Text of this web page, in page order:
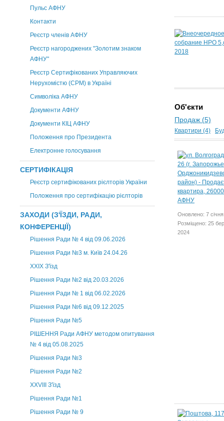
Пульс АФНУ
Контакти
Реєстр членів АФНУ
Реєстр нагороджених "Золотим знаком
АФНУ"
Реєстр Сертифікованих Управляючих
Нерухомістю (CPM) в Україні
Символіка АФНУ
Документи АФНУ
Документи КІЦ АФНУ
Положення про Президента
Електронне голосування
СЕРТИФІКАЦІЯ
Реєстр сертифікованих рієлторів України
Положення про сертифікацію рієлторів
ЗАХОДИ (З'ЇЗДИ, РАДИ,
КОНФЕРЕНЦІЇ)
Рішення Ради № 4 від 09.06.2026
Рішення Ради №3 м. Київ 24.04.26
XXІХ З'їзд
Рішення Ради №2 від 20.03.2026
Рішення Ради № 1 від 06.02.2026
Рішення Ради №6 від 09.12.2025
Рішення Ради №5
РІШЕННЯ Ради АФНУ методом опитування
№ 4 від 05.08.2025
Рішення Ради №3
Рішення Ради №2
XXVIII З'їзд
Рішення Ради №1
Рішення Ради № 9
Об'єкти
Продаж (5)
Квартири (4)
Оновлено: 7 січня
Розміщено: 25
2024